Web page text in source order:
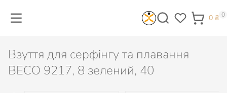
0 ₴ 0
Взуття для серфінгу та плавання
BECO 9217, 8 зелений, 40